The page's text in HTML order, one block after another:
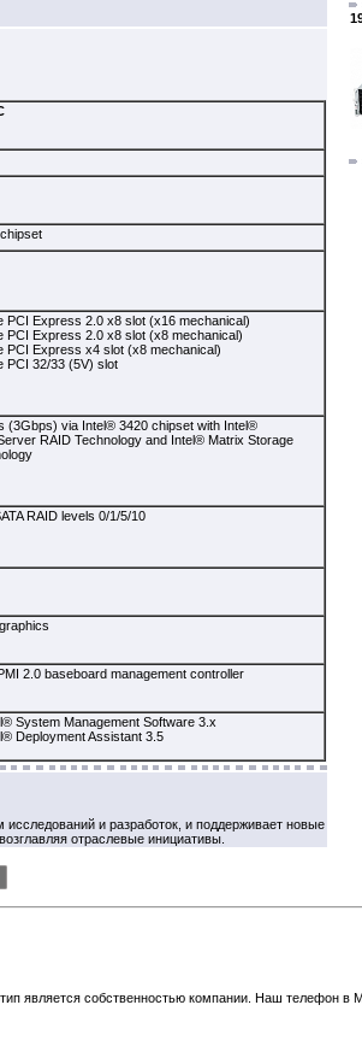
PCI Express 2.0 x8 slot (x16 mechanical)
PCI Express 2.0 x8 slot (x8 mechanical)
PCI Express x4 slot (x8 mechanical)
PCI 32/33 (5V) slot
(3Gbps) via Intel® 3420 chipset with Intel®
RAID Technology and Intel® Matrix Storage
RAID levels 0/1/5/10
2.0 baseboard management controller
System Management Software 3.x
Deployment Assistant 3.5
и разработок, и поддерживает новые
отраслевые инициативы.
является собственностью компании. Наш телефон в